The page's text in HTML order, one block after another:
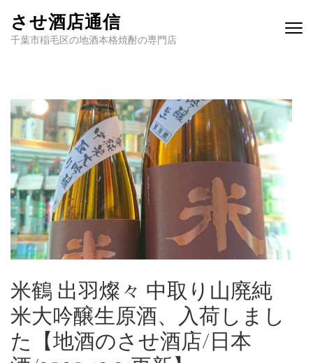
させ酒店通信
千葉市稲毛区の地酒本格焼酎の専門店
米鶴 出羽燦々 中取り山廃純
米大吟醸生原酒、入荷しまし
た【地酒のさせ酒店/日本